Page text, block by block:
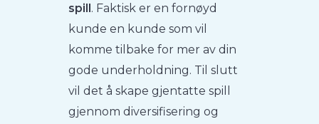
spill. Faktisk er en fornøyd
kunde en kunde som vil
komme tilbake for mer av din
gode underholdning. Til slutt
vil det å skape gjentatte spill
gjennom diversifisering og